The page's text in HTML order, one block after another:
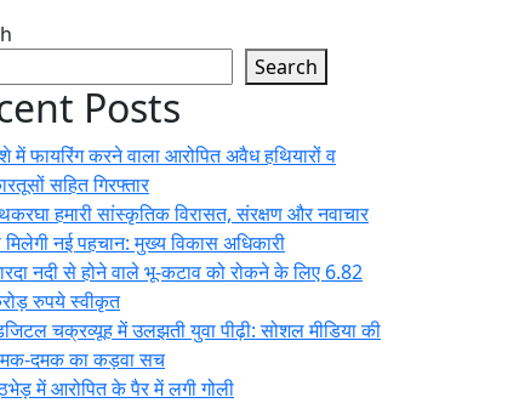
Search
Posts
में फायरिंग करने वाला आरोपित अवैध हथियारों व
सहित गिरफ्तार
हमारी सांस्कृतिक विरासत, संरक्षण और नवाचार
नई पहचान: मुख्य विकास अधिकारी
नदी से होने वाले भू-कटाव को रोकने के लिए 6.82
रुपये स्वीकृत
चक्रव्यूह में उलझती युवा पीढ़ी: सोशल मीडिया की
दमक का कड़वा सच
में आरोपित के पैर में लगी गोली